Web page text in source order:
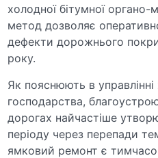
холодної бітумної органо-
метод дозволяє
дефекти дорожнього
року.
Як пояснюють в
господарства,
дорогах найчастіше
періоду через перепади
ямковий ремонт є